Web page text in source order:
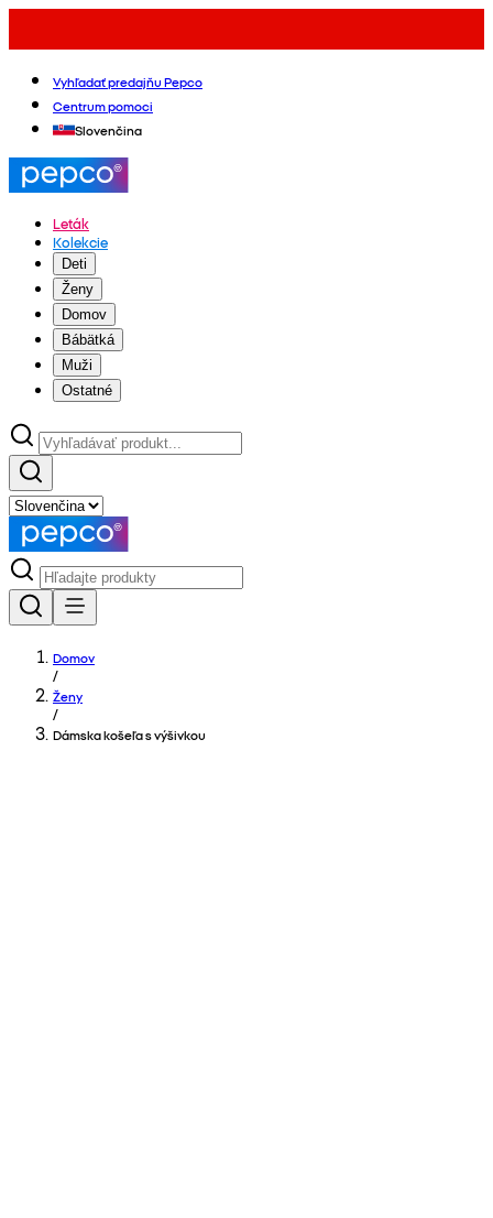
Vyhľadať predajňu Pepco
Centrum pomoci
Slovenčina
Leták
Kolekcie
Deti
Ženy
Domov
Bábätká
Muži
Ostatné
Domov
/
Ženy
/
Dámska košeľa s výšivkou